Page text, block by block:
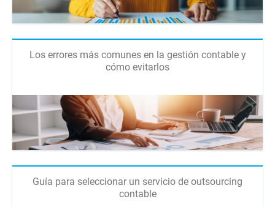
Los errores más comunes en la gestión contable y
cómo evitarlos
Guía para seleccionar un servicio de outsourcing
contable